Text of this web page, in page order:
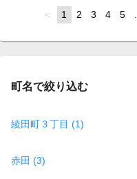
page
You're
page
1 page
2 page
3 page
4 page
5
町名で絞り込む
綾田町３丁目 (1)
赤田 (3)